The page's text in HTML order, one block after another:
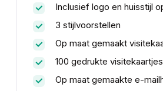
Inclusief logo en huisstijl
3 stijlvoorstellen
Op maat gemaakt
100 gedrukte visitekaartjes
Op maat gemaakte e-